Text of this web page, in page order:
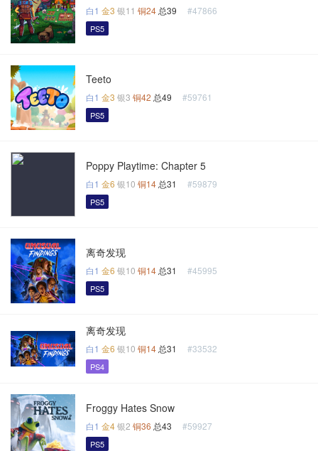
白1 金3 银11 铜24 总39 #47866
PS5
Teeto
白1 金3 银3 铜42 总49 #59761
PS5
Poppy Playtime: Chapter 5
白1 金6 银10 铜14 总31 #59879
PS5
离奇发现
白1 金6 银10 铜14 总31 #45995
PS5
离奇发现
白1 金6 银10 铜14 总31 #33532
PS4
Froggy Hates Snow
白1 金4银2 铜36 总43 #59927
PS5